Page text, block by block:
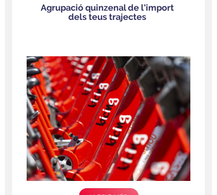
Agrupació quinzenal de l'import
dels teus trajectes